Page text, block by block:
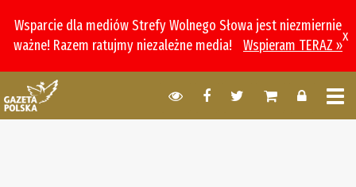
Wsparcie dla mediów Strefy Wolnego Słowa jest niezmiernie
ważne! Razem ratujmy niezależne media!
Wspieram TERAZ »
x